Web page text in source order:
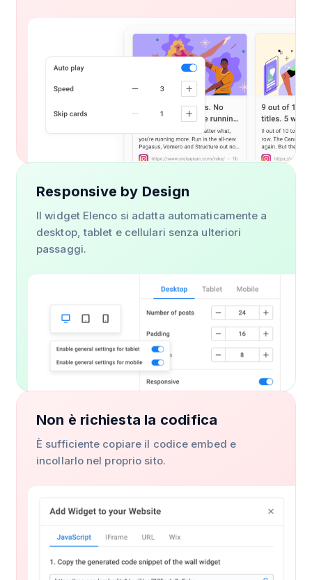
Responsive by Design
Il widget Elenco si adatta automaticamente a
desktop, tablet e cellulari senza ulteriori
passaggi.
Non è richiesta la codifica
È sufficiente copiare il codice embed e
incollarlo nel proprio sito.